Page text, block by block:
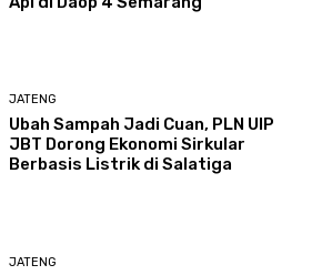
JATENG
Ubah Sampah Jadi Cuan, PLN UIP
JBT Dorong Ekonomi Sirkular
Berbasis Listrik di Salatiga
JATENG